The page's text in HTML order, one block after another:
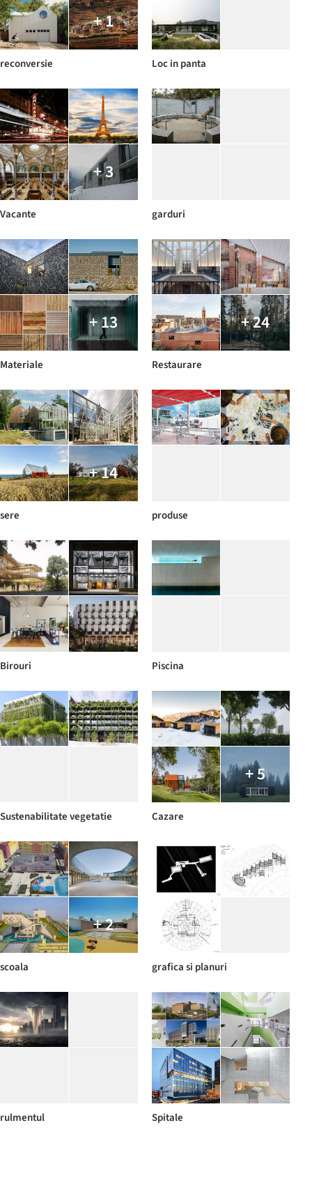
+ 1
reconversie Loc in panta
+ 3
Vacante garduri
+ 13
Materiale
+ 24
Restaurare
+ 14
sere produse
Birouri Piscina
Sustenabilitate vegetatie
+ 5
Cazare
+ 2
scoala grafica si planuri
rulmentul Spitale